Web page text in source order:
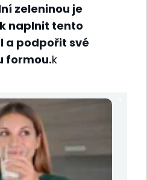
zeleninou je
naplnit tento
a podpořit své
formou.k